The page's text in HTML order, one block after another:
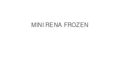
MINI RENA FROZEN